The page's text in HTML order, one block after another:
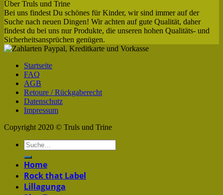
Über Truls und Trine
Bei uns findest Du schönes für Kinder, wir sind immer auf der
Suche nach neuen Dingen! Wir achten auf gute Qualität, daher
findest du bei uns nur Produkte, die unseren hohen Qualitäts- und
Sicherheitsansprüchen genügen.
Startseite
FAQ
AGB
Retoure / Rückgaberecht
Datenschutz
Impressum
Copyright 2020 © Truls und Trine
Home
Rock that Label
Lillagunga